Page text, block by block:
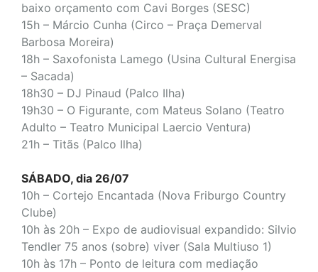
baixo orçamento com Cavi Borges (SESC)
15h – Márcio Cunha (Circo – Praça Demerval
Barbosa Moreira)
18h – Saxofonista Lamego (Usina Cultural Energisa
– Sacada)
18h30 – DJ Pinaud (Palco Ilha)
19h30 – O Figurante, com Mateus Solano (Teatro
Adulto – Teatro Municipal Laercio Ventura)
21h – Titãs (Palco Ilha)
SÁBADO, dia 26/07
10h – Cortejo Encantada (Nova Friburgo Country
Clube)
10h às 20h – Expo de audiovisual expandido: Silvio
Tendler 75 anos (sobre) viver (Sala Multiuso 1)
10h às 17h – Ponto de leitura com mediação